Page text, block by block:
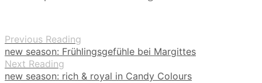
Previous Reading
new season: Frühlingsgefühle bei Margittes
Next Reading
new season: rich & royal in Candy Colours